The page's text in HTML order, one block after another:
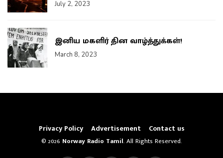
July 2, 2023
இனிய மகளிர் தின வாழ்த்துக்கள்!
March 8, 2023
Privacy Policy Advertisement Contact us
© 2026 Norway Radio Tamil. All Rights Reserved.